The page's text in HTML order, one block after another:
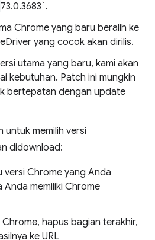
73.0.3683`.
Chrome yang baru beralih ke
yang cocok akan dirilis.
utama yang baru, kami akan
kebutuhan. Patch ini mungkin
bertepatan dengan update
untuk memilih versi
didownload:
versi Chrome yang Anda
Anda memiliki Chrome
hapus bagian terakhir,
ke URL